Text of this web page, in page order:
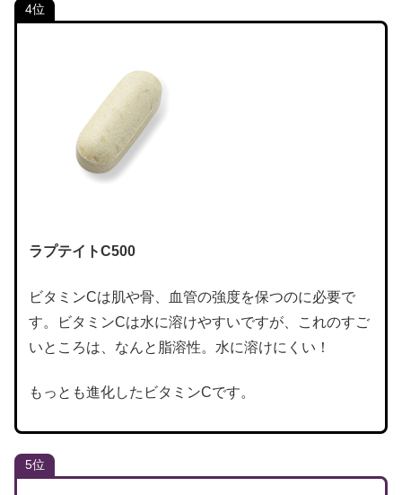
4位
ラプテイトC500
ビタミンCは肌や骨、血管の強度を保つのに必要で
す。ビタミンCは水に溶けやすいですが、これのすご
いところは、なんと脂溶性。水に溶けにくい！
もっとも進化したビタミンCです。
5位